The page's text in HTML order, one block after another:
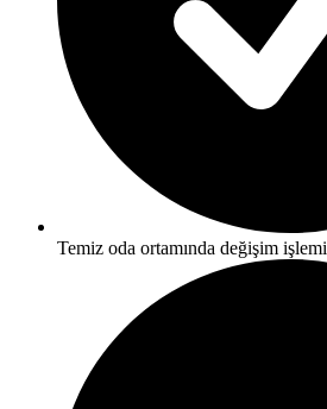
Temiz oda ortamında değişim işlemi